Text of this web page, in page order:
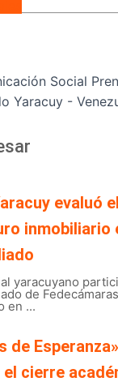
Social
Yaracuy -
evaluó
inmobiliario
yaracuyano
de
en ...
de
cierre